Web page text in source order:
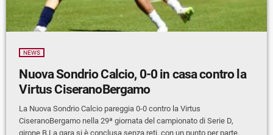
NEWS
Nuova Sondrio Calcio, 0-0 in casa contro la
Virtus CiseranoBergamo
La Nuova Sondrio Calcio pareggia 0-0 contro la Virtus
CiseranoBergamo nella 29ª giornata del campionato di Serie D,
girone B.La gara si è conclusa senza reti, con un punto per parte.